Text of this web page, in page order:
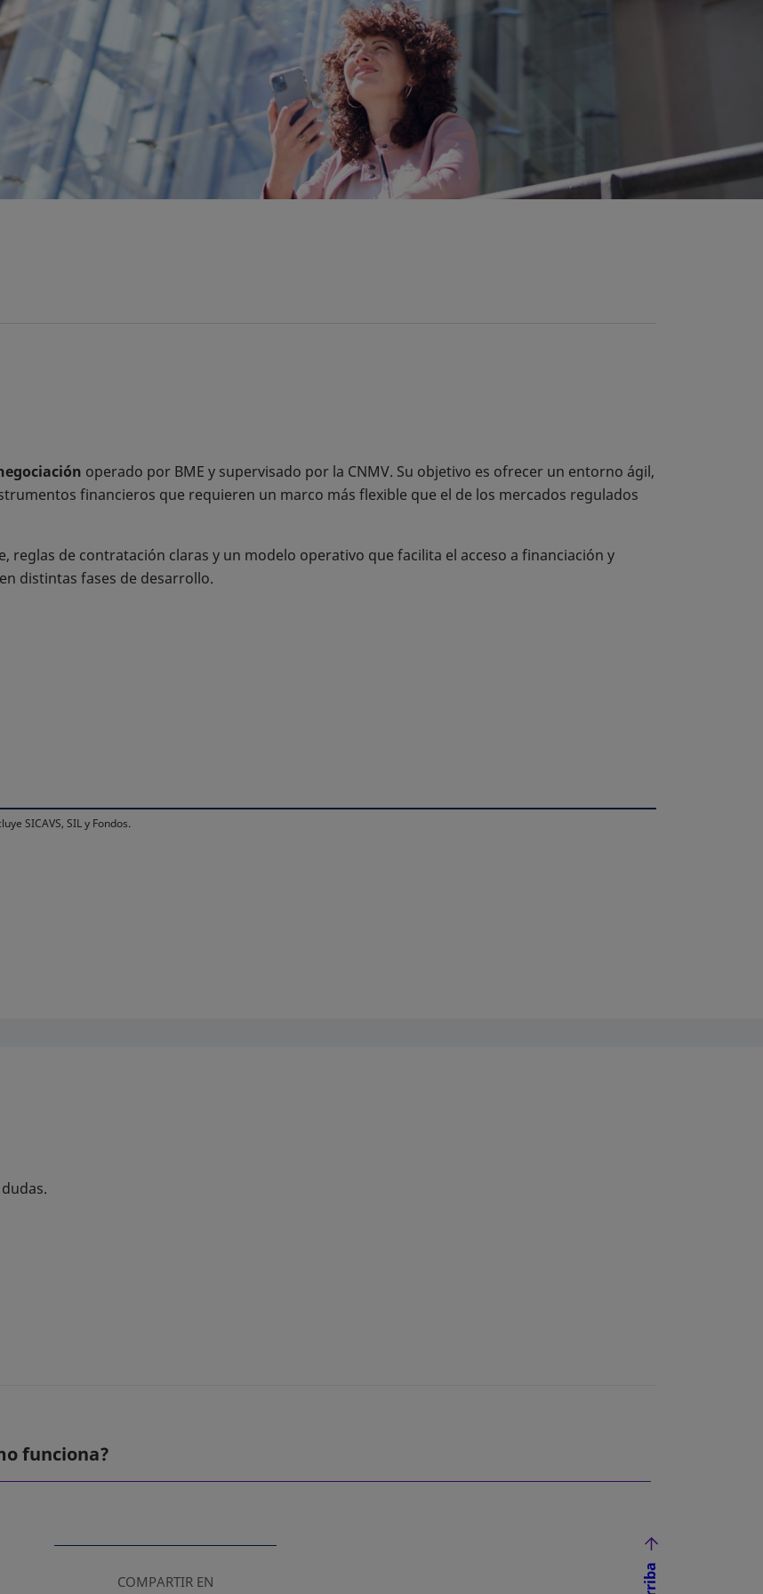
operado por BME y supervisado por la CNMV. Su objetivo es ofrecer un entorno ágil,
financieros que requieren un marco más flexible que el de los mercados regulados
reglas de contratación claras y un modelo operativo que facilita el acceso a financiación y
distintas fases de desarrollo.
SICAVS, SIL y Fondos.
funciona?
COMPARTIR EN